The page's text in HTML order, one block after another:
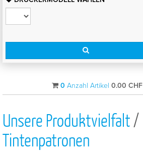
0 Anzahl Artikel 0.00 CHF
Unsere Produktvielfalt/
Tintenpatronen